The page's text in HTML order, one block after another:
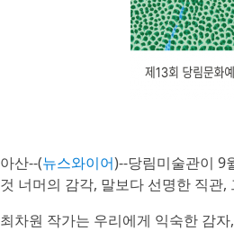
아산--(뉴스와이어)--당림미술관이 9
것 너머의 감각, 말보다 선명한 직관
최차원 작가는 우리에게 익숙한 감